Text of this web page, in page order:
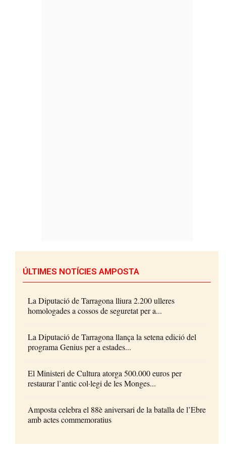
ÚLTIMES NOTÍCIES AMPOSTA
La Diputació de Tarragona lliura 2.200 ulleres
homologades a cossos de seguretat per a...
La Diputació de Tarragona llança la setena edició del
programa Genius per a estades...
El Ministeri de Cultura atorga 500.000 euros per
restaurar l’antic col·legi de les Monges...
Amposta celebra el 88è aniversari de la batalla de l’Ebre
amb actes commemoratius